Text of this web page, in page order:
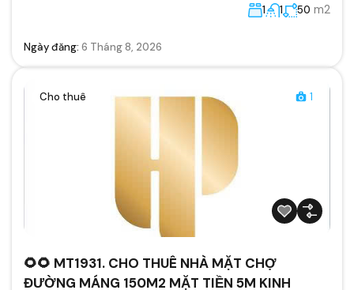
1 1 50 m2
Ngày đăng: 6 Tháng 8, 2026
Cho thuê 1
🌻🌻 MT1931. CHO THUÊ NHÀ MẶT CHỢ
ĐƯỜNG MÁNG 150M2 MẶT TIỀN 5M KINH